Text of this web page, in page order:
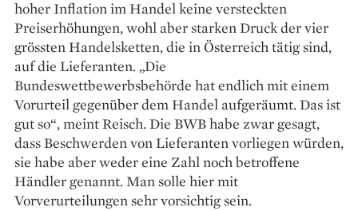
hoher Inflation im Handel keine versteckten
Preiserhöhungen, wohl aber starken Druck der vier
grössten Handelsketten, die in Österreich tätig sind,
auf die Lieferanten. „Die
Bundeswettbewerbsbehörde hat endlich mit einem
Vorurteil ­gegenüber dem Handel aufgeräumt. Das ist
gut so“, meint Reisch. Die BWB habe zwar gesagt,
dass Beschwerden von Lieferanten vorliegen würden,
sie habe aber weder eine Zahl noch betroffene
Händler genannt. Man solle hier mit
Vorverurteilungen sehr vor­sichtig sein.